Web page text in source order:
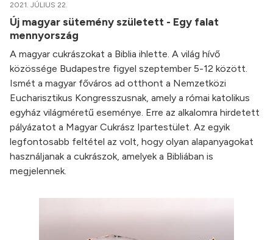
2021. JÚLIUS 22.
Új magyar sütemény született - Egy falat
mennyország
A magyar cukrászokat a Biblia ihlette. A világ hívő
közössége Budapestre figyel szeptember 5-12 között.
Ismét a magyar főváros ad otthont a Nemzetközi
Eucharisztikus Kongresszusnak, amely a római katolikus
egyház világméretű eseménye. Erre az alkalomra hirdetett
pályázatot a Magyar Cukrász Ipartestület. Az egyik
legfontosabb feltétel az volt, hogy olyan alapanyagokat
használjanak a cukrászok, amelyek a Bibliában is
megjelennek.